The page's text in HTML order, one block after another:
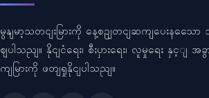
မွနျမာ့သတငျးမြားကို နေ့စဥျတငျဆကျပေးနသေ
ဈပါသညျ။ နိုငျငံရေး၊ စီးပှားရေး၊ လူမှုရေး နှင့ျ
ကျမြားကို ဖတျရှုနိုငျပါသညျ။